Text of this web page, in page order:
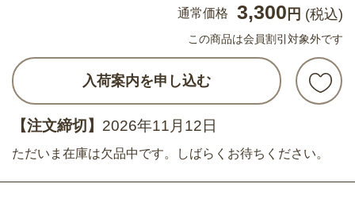
通常価格
3,300 円 (税込)
この商品は会員割引対象外です
入荷案内を申し込む
【注文締切】 2026年11月12日
ただいま在庫は欠品中です。しばらくお待ちください。